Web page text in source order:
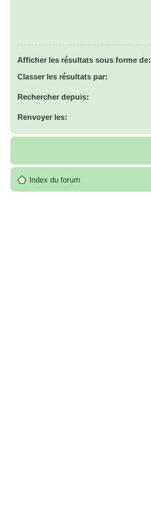
Afficher les résultats sous forme de:
Classer les résultats par:
Rechercher depuis:
Renvoyer les:
Index du forum